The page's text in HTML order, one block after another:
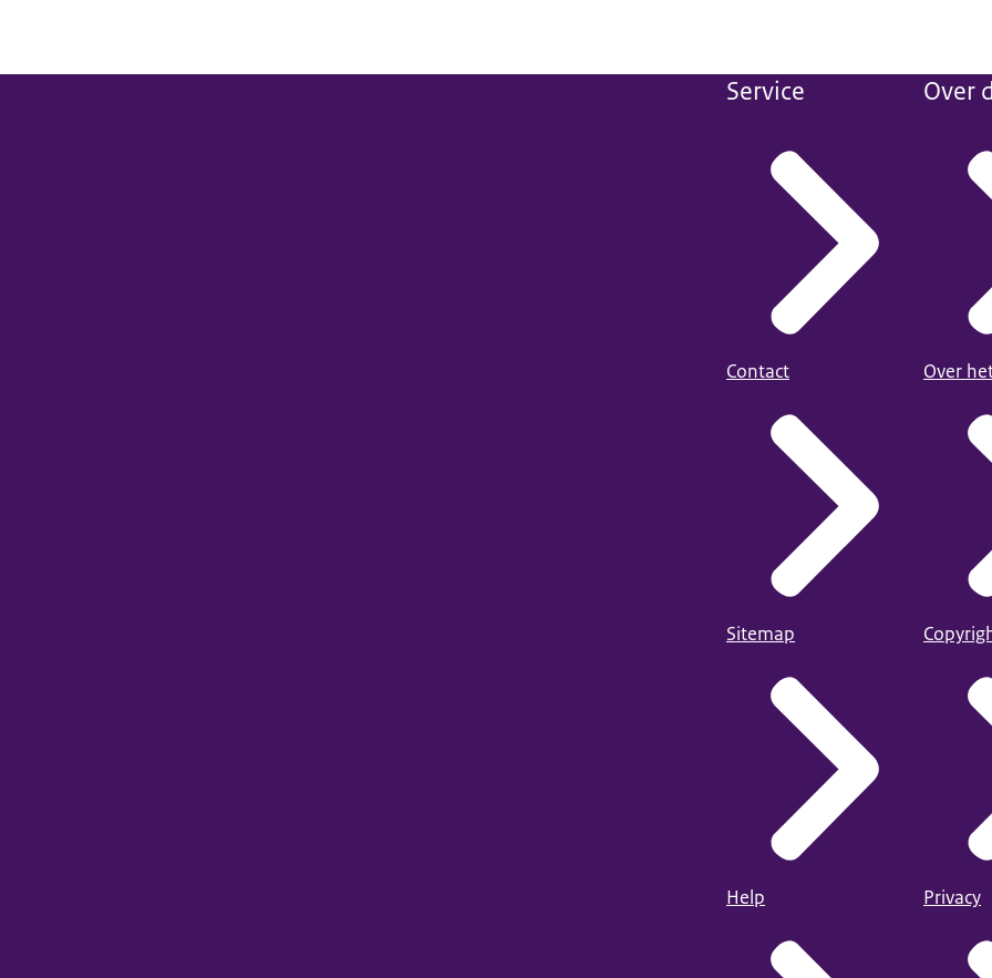
Service
Contact
Sitemap
Help
Over
Over
Privacy